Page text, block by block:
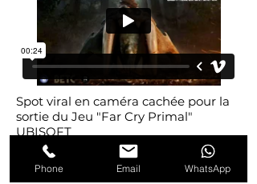
Spot viral en caméra cachée pour la
sortie du Jeu "Far Cry Primal"
UBISOFT
Los Angeles- Février 2016- 2'50
Prod Nicolas MARIE pour Rita Films
BETC
Phone Email WhatsApp